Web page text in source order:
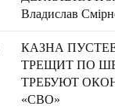
Владислав
КАЗНА
ТРЕЩИТ ПО
ТРЕБУЮТ
«СВО»